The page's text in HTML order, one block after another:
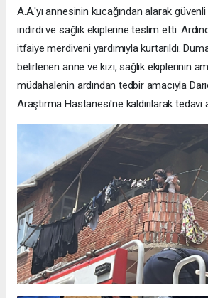
A.A.'yı annesinin kucağından alarak
indirdi ve sağlık ekiplerine teslim etti.
itfaiye merdiveni yardımıyla kurtarıldı.
belirlenen anne ve kızı, sağlık ekiplerinin
müdahalenin ardından tedbir amacıyla
Araştırma Hastanesi'ne kaldırılarak tedavi